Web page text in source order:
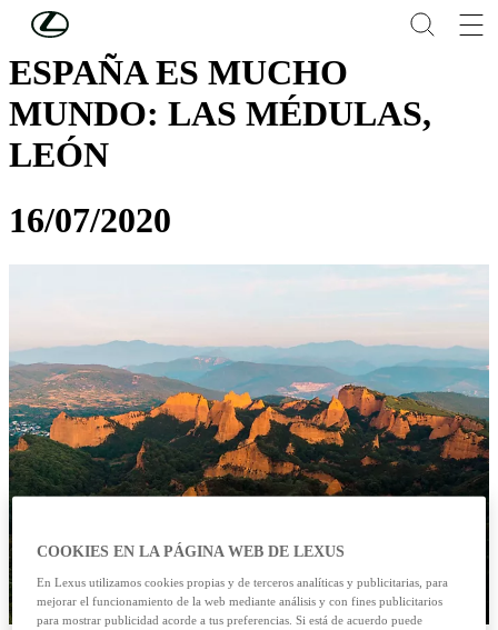
Skip to Main Content
ESPAÑA ES MUCHO
MUNDO: LAS MÉDULAS,
LEÓN
16/07/2020
COOKIES EN LA PÁGINA WEB DE LEXUS
En Lexus utilizamos cookies propias y de terceros analíticas y publicitarias, para
mejorar el funcionamiento de la web mediante análisis y con fines publicitarios
para mostrar publicidad acorde a tus preferencias. Si está de acuerdo puede